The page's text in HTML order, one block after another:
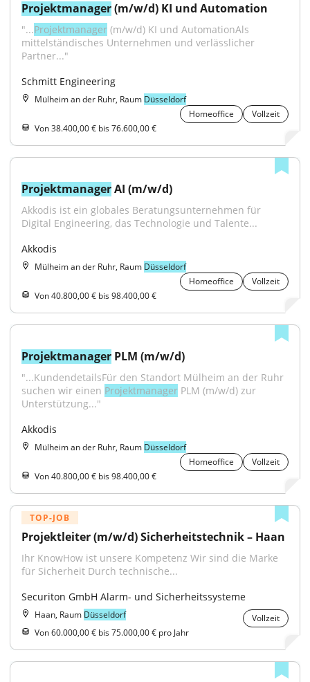
Projektmanager (m/w/d) KI und Automation
"...Projektmanager (m/w/d) KI und AutomationAls
mittelständisches Unternehmen und verlässlicher
Partner..."
Schmitt Engineering
Mülheim an der Ruhr, Raum Düsseldorf
Homeoffice
Vollzeit
Von 38.400,00 € bis 76.600,00 €
Projektmanager AI (m/w/d)
Akkodis ist ein globales Beratungsunternehmen für
Digital Engineering, das Technologie und Talente...
Akkodis
Mülheim an der Ruhr, Raum Düsseldorf
Homeoffice
Vollzeit
Von 40.800,00 € bis 98.400,00 €
Projektmanager PLM (m/w/d)
"...KundendetailsFür den Standort Mülheim an der Ruhr
suchen wir einen Projektmanager PLM (m/w/d) zur
Unterstützung..."
Akkodis
Mülheim an der Ruhr, Raum Düsseldorf
Homeoffice
Vollzeit
Von 40.800,00 € bis 98.400,00 €
TOP-JOB
Projektleiter (m/w/d) Sicherheitstechnik – Haan
Ihr KnowHow ist unsere Kompetenz Wir sind die Marke
für Sicherheit Durch technische...
Securiton GmbH Alarm- und Sicherheitssysteme
Haan, Raum Düsseldorf
Vollzeit
Von 60.000,00 € bis 75.000,00 € pro Jahr